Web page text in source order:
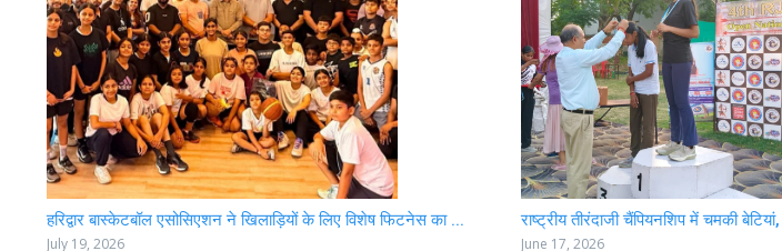
हरिद्वार बास्केटबॉल एसोसिएशन ने खिलाड़ियों के लिए विशेष फिटनेस का ...
July 19, 2026
राष्ट्रीय तीरंदाजी चैंपियनशिप में चमकी
June 17, 2026